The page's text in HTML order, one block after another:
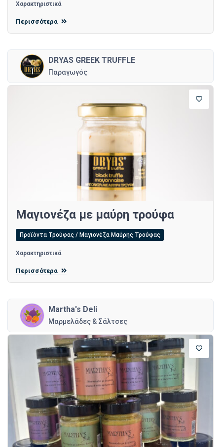
Χαρακτηριστικά
Περισσότερα
DRYAS GREEK TRUFFLE
Παραγωγός
Μαγιονέζα με μαύρη τρούφα
Προϊόντα Τρούφας / Μαγιονέζα Μαύρης Τρούφας
Χαρακτηριστικά
Περισσότερα
Martha's Deli
Μαρμελάδες & Σάλτσες